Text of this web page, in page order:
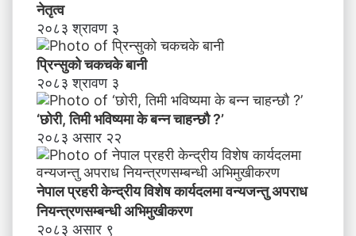
नेतृत्व
२०८३ श्रावण ३
प्रिन्सुको चकचके बानी
२०८३ श्रावण ३
‘छोरी, तिमी भविष्यमा के बन्न चाहन्छौ ?’
२०८३ असार २२
नेपाल प्रहरी केन्द्रीय विशेष कार्यदलमा वन्यजन्तु अपराध
नियन्त्रणसम्बन्धी अभिमुखीकरण
२०८३ असार ९